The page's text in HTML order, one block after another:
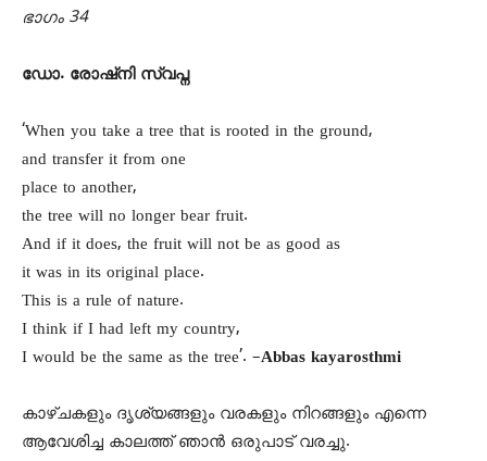
ഭാഗം 34
ഡോ. രോഷ്നി സ്വപ്ന
‘When you take a tree that is rooted in the ground,
and transfer it from one
place to another,
the tree will no longer bear fruit.
And if it does, the fruit will not be as good as
it was in its original place.
This is a rule of nature.
I think if I had left my country,
I would be the same as the tree’. –Abbas kayarosthmi
കാഴ്ചകളും ദൃശ്യങ്ങളും വരകളും നിറങ്ങളും എന്നെ
ആവേശിച്ച കാലത്ത് ഞാന്‍ ഒരുപാട് വരച്ചു.